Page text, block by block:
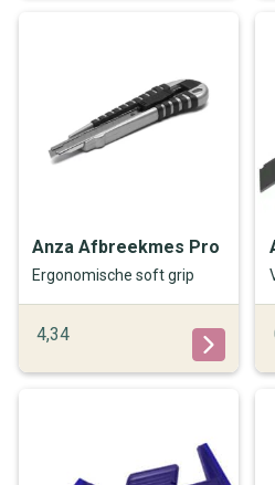
Anza Afbreekmes Pro
Ergonomische soft grip
4,34